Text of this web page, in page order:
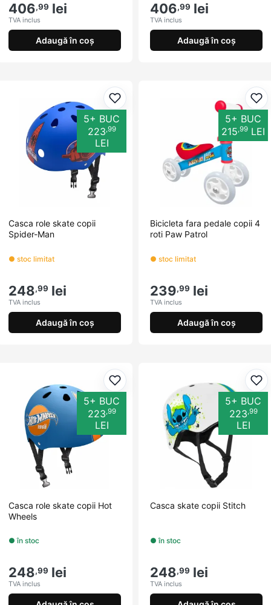
406,99 lei
TVA inclus
Adaugă în coș
406,99 lei
TVA inclus
Adaugă în coș
Adaugă la favorite
5+ BUC
223,99
LEI
Casca role skate copii
Spider-Man
● stoc limitat
248,99 lei
TVA inclus
Adaugă în coș
5+ BUC
215,99 LEI
Bicicleta fara pedale copii 4
roti Paw Patrol
● stoc limitat
239,99 lei
TVA inclus
Adaugă în coș
Adaugă la favorite
5+ BUC
223,99
LEI
Casca role skate copii Hot
Wheels
● în stoc
248,99 lei
TVA inclus
5+ BUC
223,99
LEI
Casca skate copii Stitch
● în stoc
248,99 lei
TVA inclus